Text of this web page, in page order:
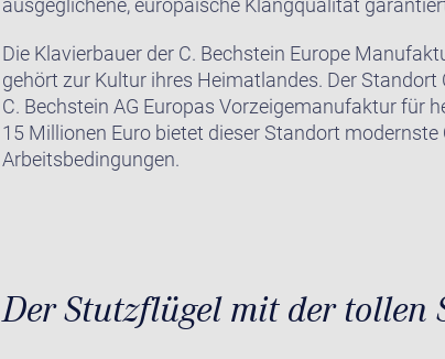
ausgeglichene, europäische Klangqualität
Die Klavierbauer der C. Bechstein Europe
gehört zur Kultur ihres Heimatlandes. Der
C. Bechstein AG Europas Vorzeigemanufaktur für
15 Millionen Euro bietet dieser Standort
Arbeitsbedingungen.
Der Stutzflügel mit der tollen